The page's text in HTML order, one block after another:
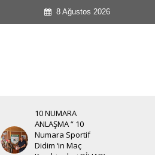
8 Ağustos 2026
10 NUMARA
ANLAŞMA “ 10
Numara Sportif
Didim ‘in Maç